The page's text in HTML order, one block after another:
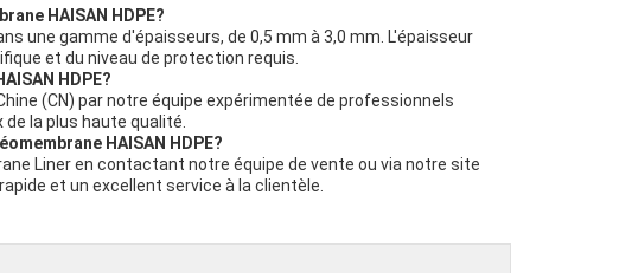
HAISAN HDPE?
une gamme d'épaisseurs, de 0,5 mm à 3,0 mm. L'épaisseur
et du niveau de protection requis.
HDPE?
(CN) par notre équipe expérimentée de professionnels
la plus haute qualité.
HAISAN HDPE?
Liner en contactant notre équipe de vente ou via notre site
et un excellent service à la clientèle.